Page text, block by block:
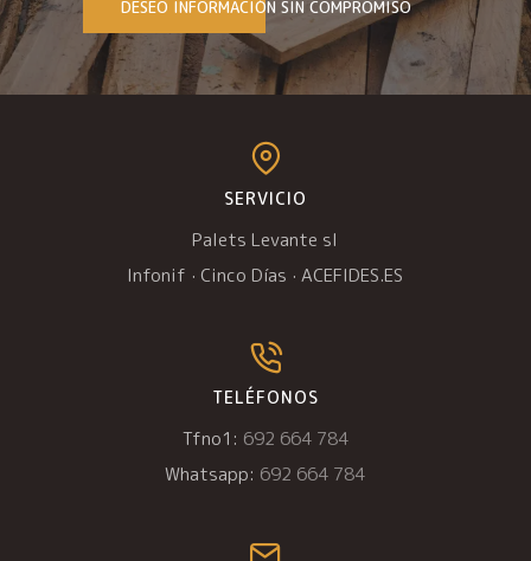
DESEO INFORMACIÓN SIN COMPROMISO
SERVICIO
Palets Levante sl
Infonif ·Cinco Días ·ACEFIDES.ES
TELÉFONOS
Tfno1: 692 664 784
Whatsapp: 692 664 784